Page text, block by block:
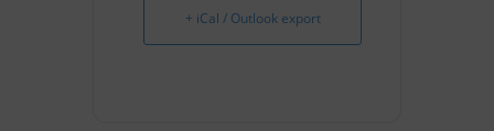
+ iCal / Outlook export